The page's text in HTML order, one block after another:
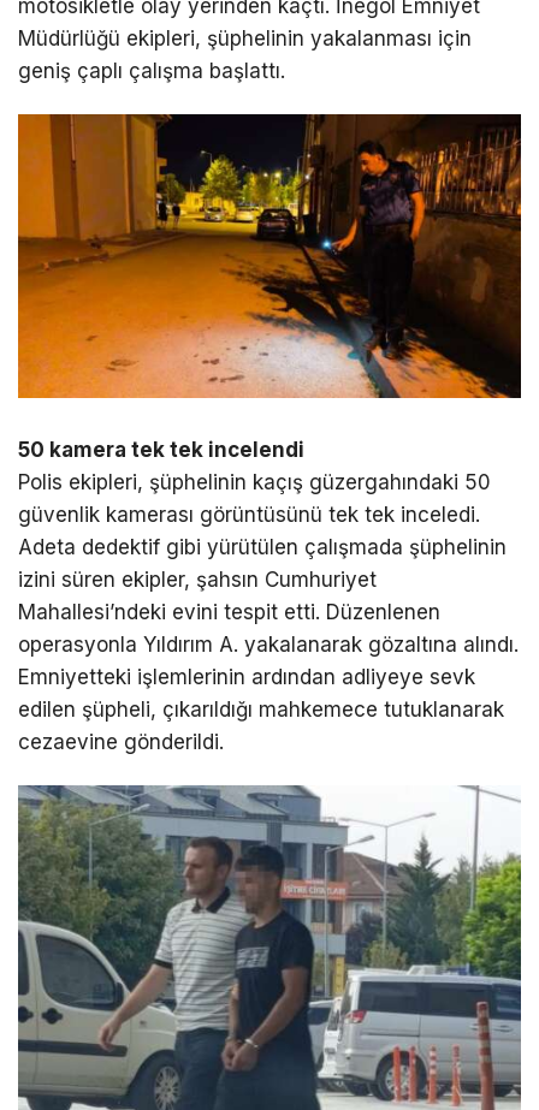
motosikletle olay yerinden kaçtı. İnegöl Emniyet
Müdürlüğü ekipleri, şüphelinin yakalanması için
geniş çaplı çalışma başlattı.
50 kamera tek tek incelendi
Polis ekipleri, şüphelinin kaçış güzergahındaki 50
güvenlik kamerası görüntüsünü tek tek inceledi.
Adeta dedektif gibi yürütülen çalışmada şüphelinin
izini süren ekipler, şahsın Cumhuriyet
Mahallesi’ndeki evini tespit etti. Düzenlenen
operasyonla Yıldırım A. yakalanarak gözaltına alındı.
Emniyetteki işlemlerinin ardından adliyeye sevk
edilen şüpheli, çıkarıldığı mahkemece tutuklanarak
cezaevine gönderildi.